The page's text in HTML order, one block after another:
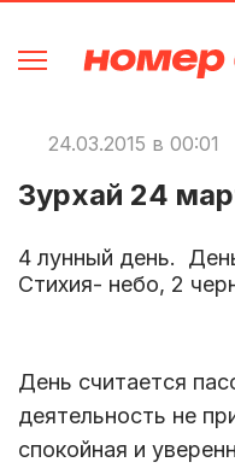
24.03.2015 в 00:01
Зурхай 24
4 лунный день.
Стихия- небо, 2
День считается
деятельность не
спокойная и